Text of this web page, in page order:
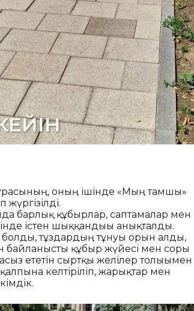
оның ішінде «Мың тамшы»
барлық құбырлар, саптамалар мен
істен шыққандығы анықталды.
тұздардың тұнуы орын алды,
байланысты құбыр жүйесі мен сорғы
ететін сыртқы желілер толығымен
келтіріліп, жарықтар мен